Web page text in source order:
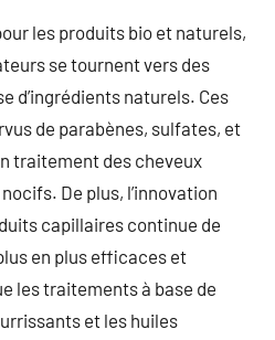
les produits bio et naturels,
se tournent vers des
d’ingrédients naturels. Ces
de parabènes, sulfates, et
traitement des cheveux
De plus, l’innovation
capillaires continue de
en plus efficaces et
les traitements à base de
et les huiles